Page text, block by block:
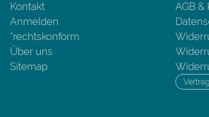
Kontakt
Anmelden
*rechtskonform
Über uns
Sitemap
AGB &